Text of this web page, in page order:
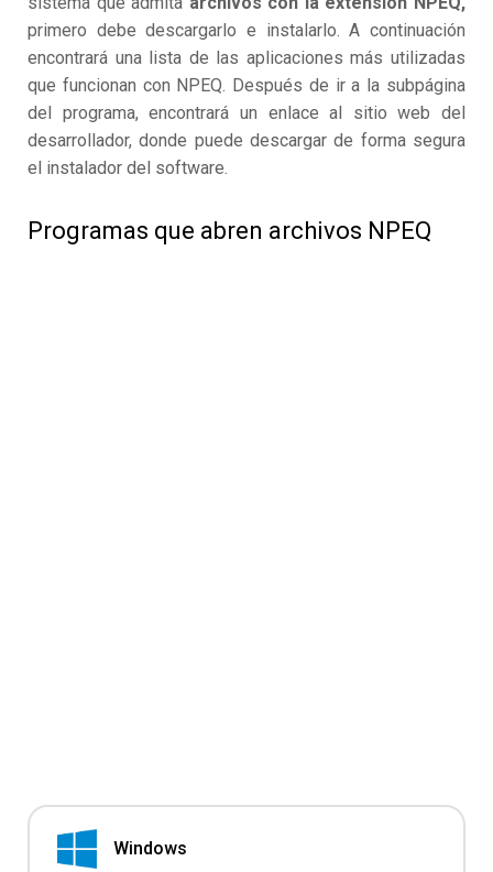
primero debe descargarlo e instalarlo. A continuación
encontrará una lista de las aplicaciones más utilizadas
que funcionan con NPEQ. Después de ir a la subpágina
del programa, encontrará un enlace al sitio web del
desarrollador, donde puede descargar de forma segura
el instalador del software.
Programas que abren archivos NPEQ
Windows